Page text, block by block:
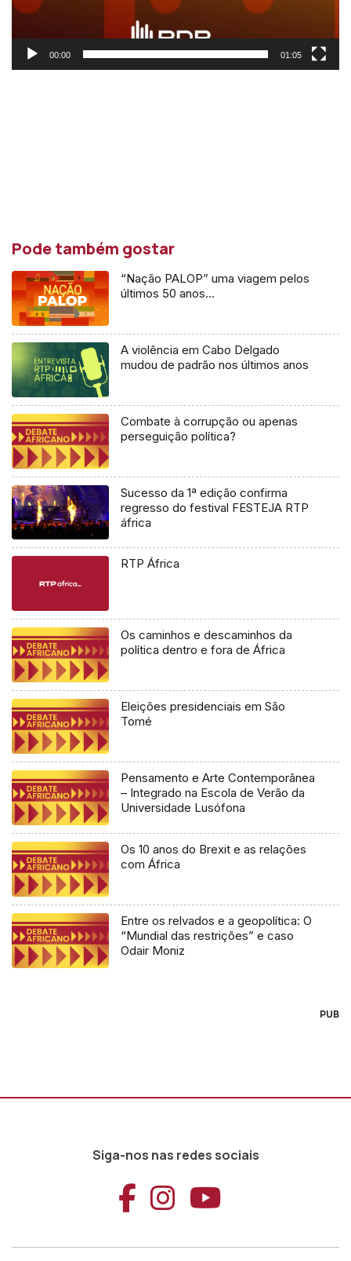
00:00 01:05
Pode também gostar
“Nação PALOP” uma viagem pelos
últimos 50 anos…
A violência em Cabo Delgado
mudou de padrão nos últimos anos
Combate à corrupção ou apenas
perseguição política?
Sucesso da 1ª edição confirma
regresso do festival FESTEJA RTP
áfrica
RTP África
Os caminhos e descaminhos da
política dentro e fora de África
Eleições presidenciais em São
Tomé
Pensamento e Arte Contemporânea
– Integrado na Escola de Verão da
Universidade Lusófona
Os 10 anos do Brexit e as relações
com África
Entre os relvados e a geopolítica: O
“Mundial das restrições” e caso
Odair Moniz
PUB
Siga-nos nas redes sociais
Aceder ao
Aceder ao
Aceder